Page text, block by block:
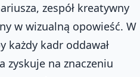
zespół kreatywny
w wizualną opowieść. W
każdy kadr oddawał
na znaczeniu